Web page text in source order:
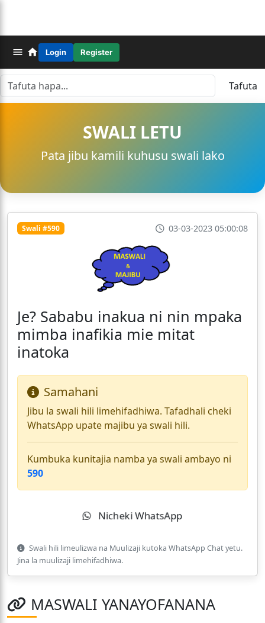
Login Register
Tafuta
SWALI LETU
Pata jibu kamili kuhusu swali lako
Swali #590 03-03-2023 05:00:08
Je? Sababu inakua ni nin mpaka
mimba inafikia mie mitat
inatoka
Samahani
Jibu la swali hili limehifadhiwa. Tafadhali cheki
WhatsApp upate majibu ya swali hili.
Kumbuka kunitajia namba ya swali ambayo ni
590
Nicheki WhatsApp
Swali hili limeulizwa na Muulizaji kutoka WhatsApp Chat yetu.
Jina la muulizaji limehifadhiwa.
MASWALI YANAYOFANANA